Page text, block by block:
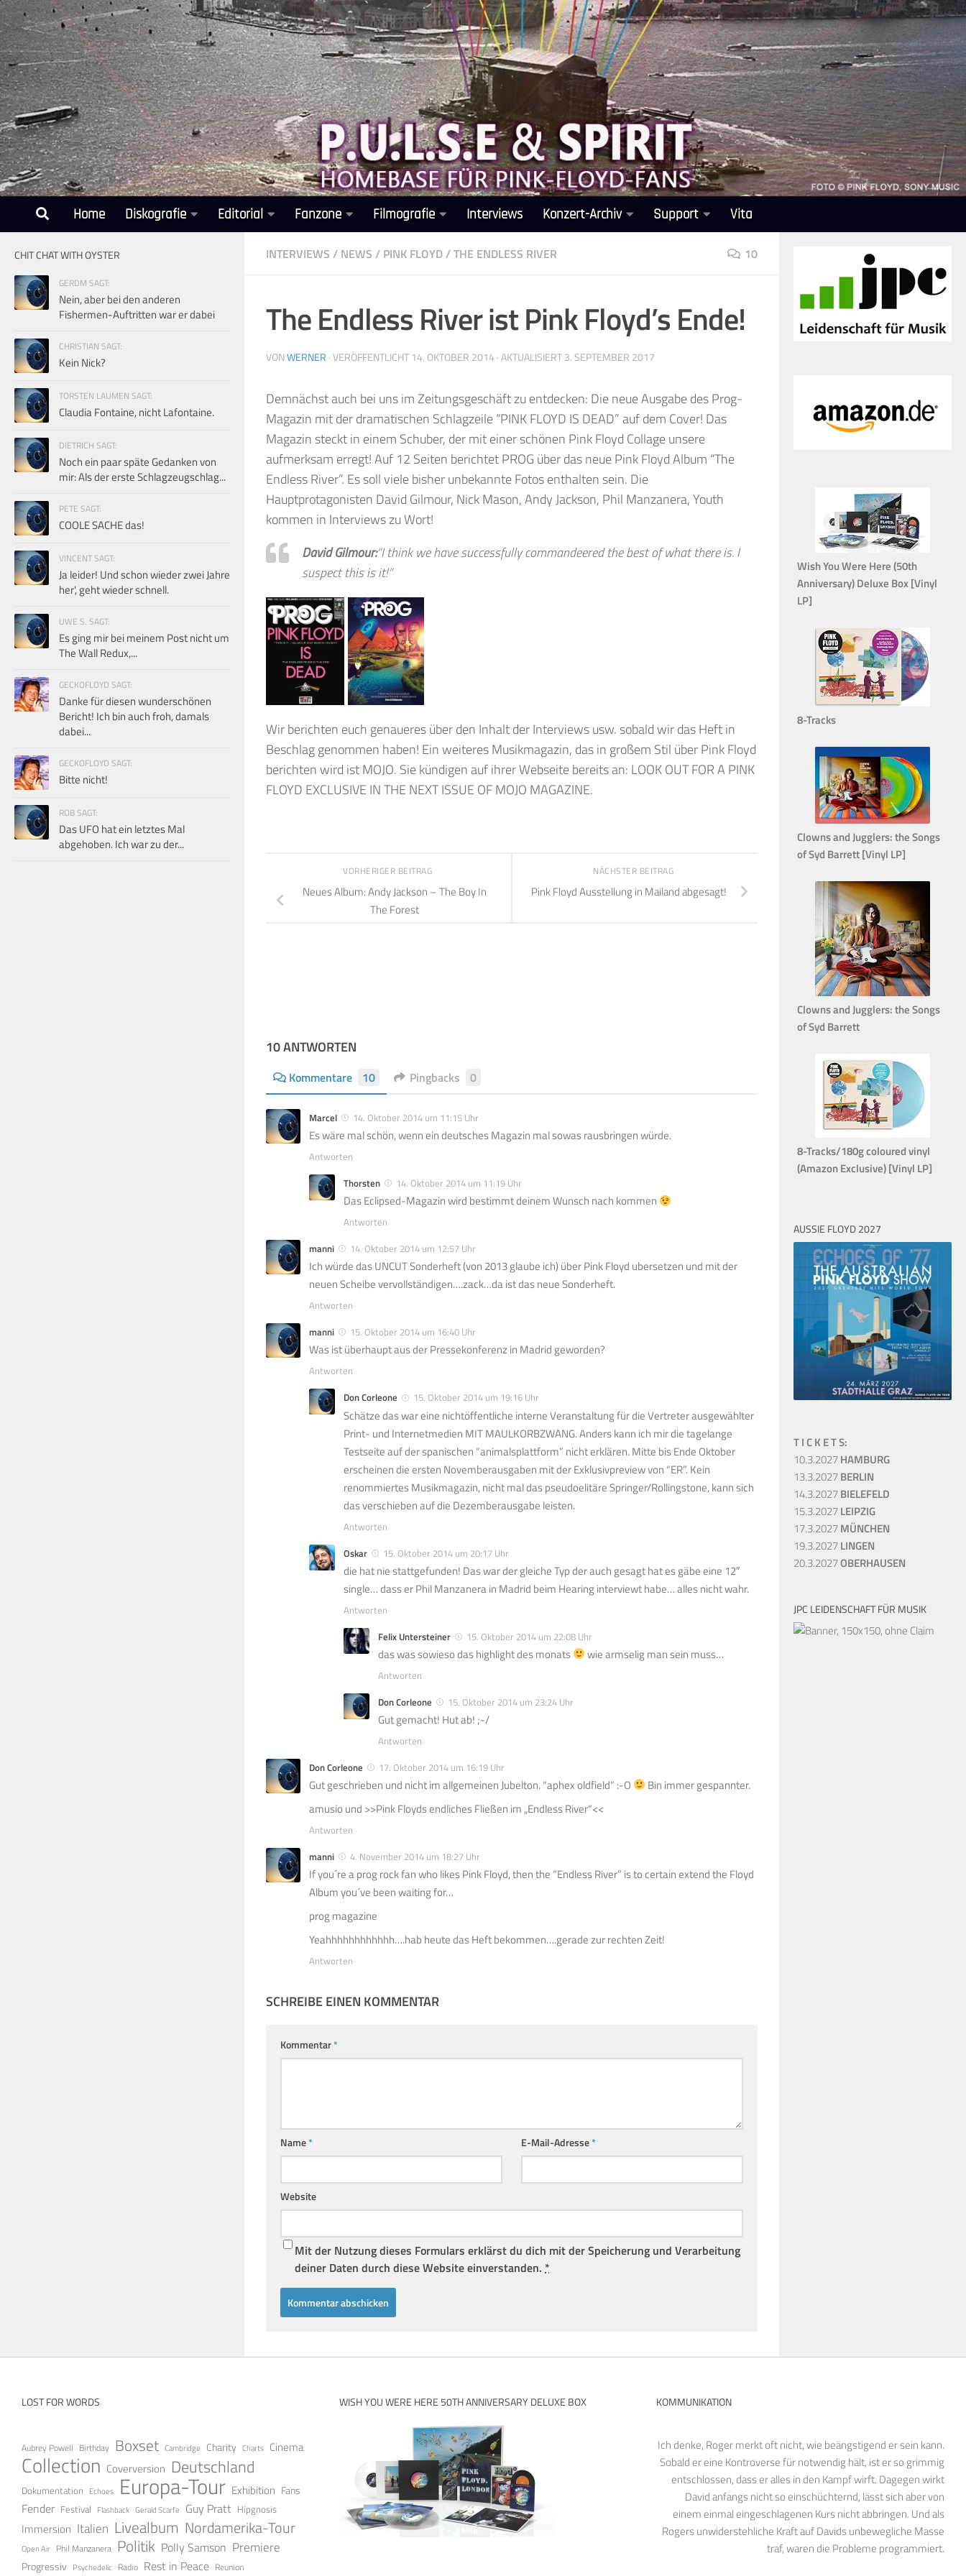
Unter dem Inhalt
Home Diskografie Editorial Fanzone Filmografie Interviews Konzert-Archiv Support Vita
INTERVIEWS / NEWS / PINK FLOYD/THE ENDLESS RIVER 10
The Endless River ist Pink Floyd’s Ende!
VONWERNER · VERÖFFENTLICHT 14. OKTOBER 2014 · AKTUALISIERT3. SEPTEMBER 2017
Demnächst auch bei uns im Zeitungsgeschäft zu entdecken: Die neue Ausgabe des Prog-
Magazin mit der dramatischen Schlagzeile “PINK FLOYD IS DEAD” auf dem Cover! Das
Magazin steckt in einem Schuber, der mit einer schönen Pink Floyd Collage unsere
aufmerksam erregt! Auf 12 Seiten berichtet PROG über das neue Pink Floyd Album “The
Endless River”. Es soll viele bisher unbekannte Fotos enthalten sein. Die
Hauptprotagonisten David Gilmour, Nick Mason, Andy Jackson, Phil Manzanera, Youth
kommen in Interviews zu Wort!
David Gilmour:“I think we have successfully commandeered the best of what there is. I
suspect this is it!”
Wir berichten euch genaueres über den Inhalt der Interviews usw. sobald wir das Heft in
Beschlag genommen haben! Ein weiteres Musikmagazin, das in großem Stil über Pink Floyd
berichten wird ist MOJO. Sie kündigen auf ihrer Webseite bereits an: LOOK OUT FOR A PINK
FLOYD EXCLUSIVE IN THE NEXT ISSUE OF MOJO MAGAZINE.
NÄCHSTER BEITRAG
Pink Floyd Ausstellung in Mailand abgesagt!
VORHERIGER BEITRAG
Neues Album: Andy Jackson – The Boy In
The Forest
10 ANTWORTEN
Kommentare 10 Pingbacks 0
Marcel 14. Oktober 2014 um 11:15 Uhr
Es wäre mal schön, wenn ein deutsches Magazin mal sowas rausbringen würde.
Antworten
Thorsten
14. Oktober 2014 um 11:19 Uhr
Das Eclipsed-Magazin wird bestimmt deinem Wunsch nach kommen
Antworten
manni
14. Oktober 2014 um 12:57 Uhr
Ich würde das UNCUT Sonderheft (von 2013 glaube ich) über Pink Floyd ubersetzen und mit der
neuen Scheibe vervollständigen….zack…da ist das neue Sonderheft.
Antworten
manni
15. Oktober 2014 um 16:40 Uhr
Was ist überhaupt aus der Pressekonferenz in Madrid geworden?
Antworten
Don Corleone
15. Oktober 2014 um 19:16 Uhr
Schätze das war eine nichtöffentliche interne Veranstaltung für die Vertreter ausgewählter
Print- und Internetmedien MIT MAULKORBZWANG. Anders kann ich mir die tagelange
Testseite auf der spanischen “animalsplattform” nicht erklären. Mitte bis Ende Oktober
erscheinen die ersten Novemberausgaben mit der Exklusivpreview von “ER”. Kein
renommiertes Musikmagazin, nicht mal das pseudoelitäre Springer/Rollingstone, kann sich
das verschieben auf die Dezemberausgabe leisten.
Antworten
Oskar
15. Oktober 2014 um 20:17 Uhr
die hat nie stattgefunden! Das war der gleiche Typ der auch gesagt hat es gäbe eine 12″
single… dass er Phil Manzanera in Madrid beim Hearing interviewt habe… alles nicht wahr.
Antworten
Felix Untersteiner
15. Oktober 2014 um 22:08 Uhr
das was sowieso das highlight des monats wie armselig man sein muss…
Antworten
Don Corleone
15. Oktober 2014 um 23:24 Uhr
Gut gemacht! Hut ab! ;-/
Antworten
Don Corleone
17. Oktober 2014 um 16:19 Uhr
Gut geschrieben und nicht im allgemeinen Jubelton. “aphex oldfield” :-O
Bin immer gespannter.
amusio und >>Pink Floyds endliches Fließen im „Endless River“<<
Antworten
manni
4. November 2014 um 18:27 Uhr
If you´re a prog rock fan who likes Pink Floyd, then the “Endless River” is to certain extend the Floyd
Album you´ve been waiting for…
prog magazine
Yeahhhhhhhhhhhh….hab heute das Heft bekommen….gerade zur rechten Zeit!
Antworten
SCHREIBE EINEN KOMMENTAR
Kommentar*
Name* E-Mail-Adresse*
Website
Mit der Nutzung dieses Formulars erklärst du dich mit der Speicherung und Verarbeitung
deiner Daten durch diese Website einverstanden. *
CHIT CHAT WITH OYSTER
GERDM SAGT:
Nein, aber bei den anderen
Fishermen-Auftritten war er dabei
CHRISTIAN SAGT:
Kein Nick?
TORSTEN LAUMEN SAGT:
Claudia Fontaine, nicht Lafontaine.
DIETRICH SAGT:
Noch ein paar späte Gedanken von
mir: Als der erste Schlagzeugschlag...
PETE SAGT:
COOLE SACHE das!
VINCENT SAGT:
Ja leider! Und schon wieder zwei Jahre
her', geht wieder schnell.
UWE S. SAGT:
Es ging mir bei meinem Post nicht um
The Wall Redux,...
GECKOFLOYD SAGT:
Danke für diesen wunderschönen
Bericht! Ich bin auch froh, damals
dabei...
GECKOFLOYD SAGT:
Bitte nicht!
ROB SAGT:
Das UFO hat ein letztes Mal
abgehoben. Ich war zu der...
Wish You Were Here (50th
Anniversary) Deluxe Box [Vinyl
LP]
8-Tracks
Clowns and Jugglers: the Songs
of Syd Barrett [Vinyl LP]
Clowns and Jugglers: the Songs
of Syd Barrett
8-Tracks/180g coloured vinyl
(Amazon Exclusive) [Vinyl LP]
AUSSIE FLOYD 2027
T I C K E T S:
10.3.2027HAMBURG
13.3.2027BERLIN
14.3.2027BIELEFELD
15.3.2027LEIPZIG
17.3.2027MÜNCHEN
19.3.2027LINGEN
20.3.2027OBERHAUSEN
JPC LEIDENSCHAFT FÜR MUSIK
LOST FOR WORDS
Aubrey Powell Birthday Boxset Cambridge Charity Charts Cinema
Collection Coverversion Deutschland
Dokumentation Echoes Europa-Tour Exhibition Fans
Fender Festival Flashback Gerald Scarfe Guy Pratt Hipgnosis
Immersion Italien Livealbum Nordamerika-Tour
Open Air Phil Manzanera Politik Polly Samson Premiere
Progressiv Psychedelic Radio Rest in Peace Reunion
WISH YOU WERE HERE 50TH ANNIVERSARY DELUXE BOX KOMMUNIKATION
Ich denke, Roger merkt oft nicht, wie beängstigend er sein kann.
Sobald er eine Kontroverse für notwendig hält, ist er so grimmig
entschlossen, dass er alles in den Kampf wirft. Dagegen wirkt
David anfangs nicht so einschüchternd, lässt sich aber von
einem einmal eingeschlagenen Kurs nicht abbringen. Und als
Rogers unwiderstehliche Kraft auf Davids unbewegliche Masse
traf, waren die Probleme programmiert.